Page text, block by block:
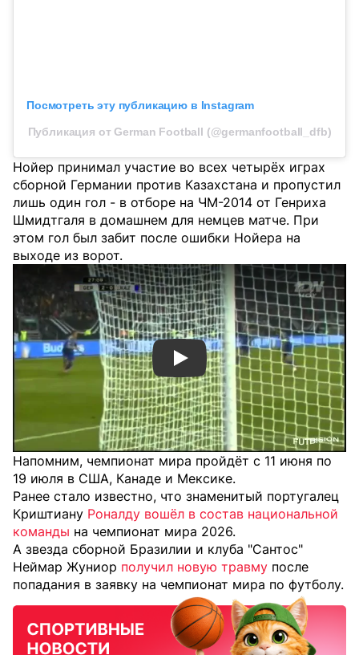
Посмотреть эту публикацию в Instagram
Публикация от German Football (@germanfootball_dfb)
Нойер принимал участие во всех четырёх играх
сборной Германии против Казахстана и пропустил
лишь один гол - в отборе на ЧМ-2014 от Генриха
Шмидтгаля в домашнем для немцев матче. При
этом гол был забит после ошибки Нойера на
выходе из ворот.
Смотреть видео YouTube
Напомним, чемпионат мира пройдёт с 11 июня по
19 июля в США, Канаде и Мексике.
Ранее стало известно, что знаменитый португалец
Криштиану Роналду вошёл в состав национальной
команды на чемпионат мира 2026.
А звезда сборной Бразилии и клуба "Сантос"
Неймар Жуниор получил новую травму после
попадания в заявку на чемпионат мира по футболу.